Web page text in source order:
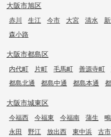
大阪市旭区
赤川 生江 今市 大宮 清水
森小路
大阪市都島区
内代町 片町 毛馬町 善源寺町
都島北通
都島中通 都島本通
大阪市城東区
今福西 今福東 今福南 蒲生
永田
野江 放出西 東中浜 古市